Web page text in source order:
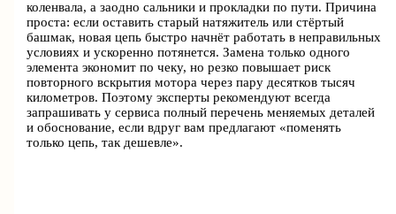
коленвала, а заодно сальники и прокладки по пути. Причина
проста: если оставить старый натяжитель или стёртый
башмак, новая цепь быстро начнёт работать в неправильных
условиях и ускоренно потянется. Замена только одного
элемента экономит по чеку, но резко повышает риск
повторного вскрытия мотора через пару десятков тысяч
километров. Поэтому эксперты рекомендуют всегда
запрашивать у сервиса полный перечень меняемых деталей
и обоснование, если вдруг вам предлагают «поменять
только цепь, так дешевле».